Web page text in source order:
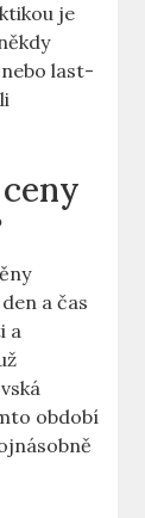
je
last-
a čas
a
období